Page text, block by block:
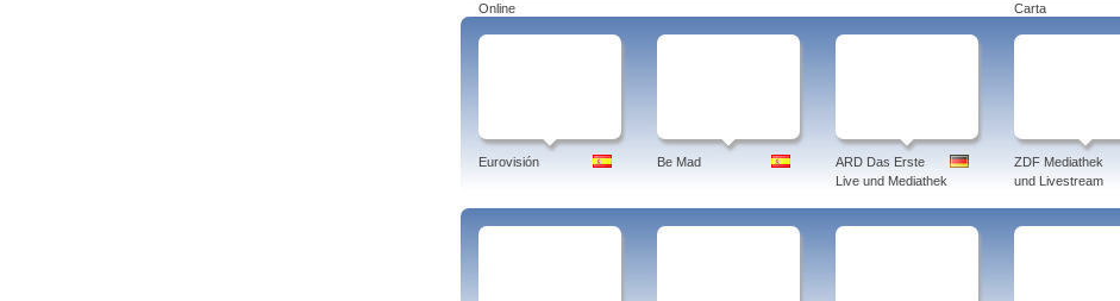
Online
Carta
Eurovisión Be Mad
ARD Das Erste
Live und Mediathek
ZDF Mediathek
und Livestream